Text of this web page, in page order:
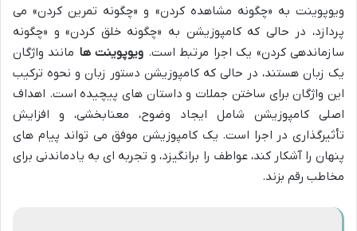
ویوپوینت به «چگونه مشاهده کردن» و «چگونه تمرین کردن» می
پردازد، در حالی که کامپوزیشن به «چگونه خلق کردن» و «چگونه
سازماندهی کردن» یک اجرا مرتبط است. ویوپوینت ها مانند واژگان
یک زبان هستند، در حالی که کامپوزیشن دستور زبان و نحوه ترکیب
این واژگان برای ساختن جملات و داستان های پیچیده است. اهداف
اصلی کامپوزیشن شامل ایجاد وضوح، معنابخشی، و افزایش
تأثیرگذاری در اجرا است. یک کامپوزیشن موفق می تواند پیام های
پنهان را آشکار کند، عواطف را برانگیزد، و تجربه ای به یادماندنی برای
مخاطب رقم بزند.